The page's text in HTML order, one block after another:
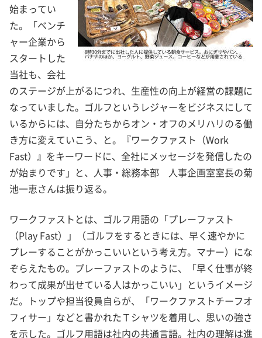
始まってい
た。「ベンチ
ャー企業から
スタートした
当社も、会社
のステージが上がるにつれ、生産性の向上が経営の課題に
なっていました。ゴルフというレジャーをビジネスにして
いるからには、自分たちからオン・オフのメリハリのる働
き方に変えていこう、と。『ワークファスト（Work
Fast）』をキーワードに、全社にメッセージを発信したの
が始まりです」と、人事・総務本部 人事企画室室長の菊
池一恵さんは振り返る。
ワークファストとは、ゴルフ用語の「プレーファスト
（Play Fast）」（ゴルフをするときには、早く速やかに
プレーすることがかっこいいという考え方。マナー）にな
ぞらえたもの。プレーファストのように、「早く仕事が終
わって成果が出せている人はかっこいい」というイメージ
だ。トップや担当役員自らが、「ワークファストチーフオ
フィサー」などと書かれたＴシャツを着用し、思いの強さ
を示した。ゴルフ用語は社内の共通言語。社内の理解は進